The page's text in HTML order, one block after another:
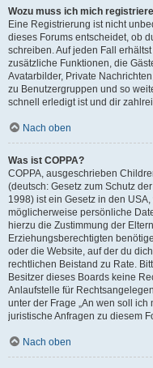
Wozu muss ich mich
Eine Registrierung ist nicht
dieses Forums entscheidet, ob
schreiben. Auf jeden Fall
zusätzliche Funktionen, die
Avatarbilder, Private
zu Benutzergruppen und so
schnell erledigt ist und dir
Nach oben
Was ist COPPA?
COPPA, ausgeschrieben
(deutsch: Gesetz zum Schutz
1998) ist ein Gesetz in den
möglicherweise persönliche
hierzu die Zustimmung der
Erziehungsberechtigten
oder die Website, auf der du
rechtlichen Beistand zu Rate.
Besitzer dieses Boards keine
Anlaufstelle für
unter der Frage „An wen soll
juristische Anfragen zu diesem
Nach oben